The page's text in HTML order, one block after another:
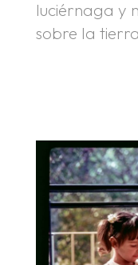
luciérnaga y
sobre la